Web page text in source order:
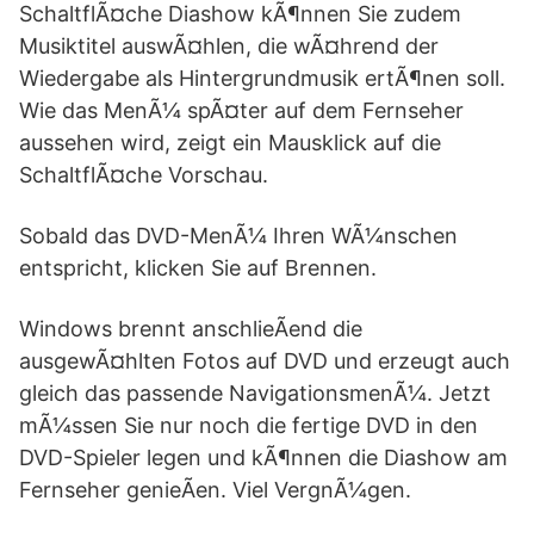
SchaltflÃ¤che Diashow kÃ¶nnen Sie zudem
Musiktitel auswÃ¤hlen, die wÃ¤hrend der
Wiedergabe als Hintergrundmusik ertÃ¶nen soll.
Wie das MenÃ¼ spÃ¤ter auf dem Fernseher
aussehen wird, zeigt ein Mausklick auf die
SchaltflÃ¤che Vorschau.
Sobald das DVD-MenÃ¼ Ihren WÃ¼nschen
entspricht, klicken Sie auf Brennen.
Windows brennt anschlieÃend die
ausgewÃ¤hlten Fotos auf DVD und erzeugt auch
gleich das passende NavigationsmenÃ¼. Jetzt
mÃ¼ssen Sie nur noch die fertige DVD in den
DVD-Spieler legen und kÃ¶nnen die Diashow am
Fernseher genieÃen. Viel VergnÃ¼gen.